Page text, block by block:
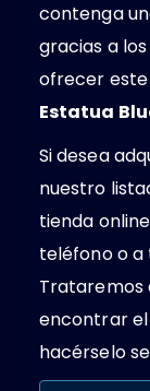
contenga
gracias a
ofrecer
Estatua
Si desea
nuestro
tienda
teléfono o a
Trataremos
encontrar
hacérselo